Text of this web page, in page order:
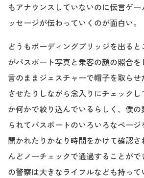
もアナウンスしていないのに伝言ゲ
ッセージが伝わっていくのが面白い。
どうもボーディングブリッジを出る
がパスポート写真と乗客の顔の照合
言のままジェスチャーで帽子を取ら
させたりしながら念入りにチェック
か何かで絞り込んでいるらしく、僕
られてパスポートのいろいろなペー
聞かれたりかなり時間をかけて確認さ
んどノーチェックで通過することが
の警察は大きなライフルなども持って